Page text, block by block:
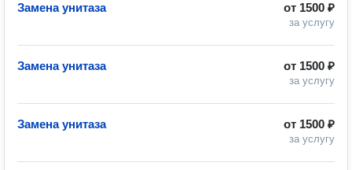
от 1500 ₽
за услугу
Замена унитаза
от 1500 ₽
за услугу
Замена унитаза
от 1500 ₽
за услугу
Замена унитаза